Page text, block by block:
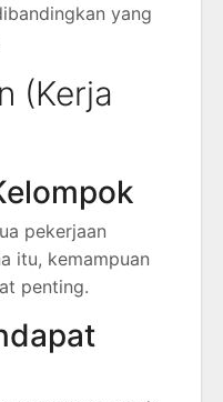
yang
(Kerja
pekerjaan
itu, kemampuan
penting.